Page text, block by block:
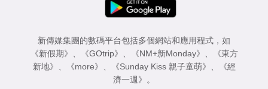
新傳媒集團的數碼平台包括多個網站和應用程式，如
《新假期》
《GOtrip》 《NM+新Monday》
《東方
新地》
《more》 《Sunday Kiss 親子童萌》
《經
濟一週》
。